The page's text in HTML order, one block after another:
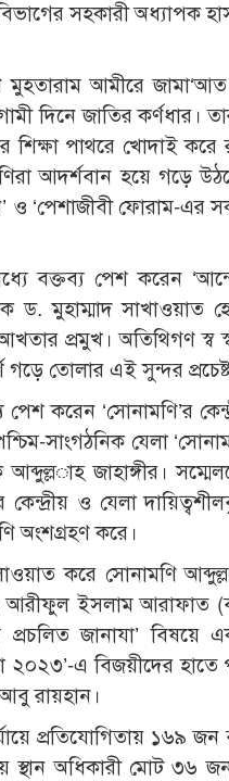
সহকারী অধ্যাপক
মুহতারাম আমীরে
দিনে জাতির কর্ণধার।
শিক্ষা পাথরে খোদাই করে
আদর্শবান হয়ে গড়ে
ও ‘পেশাজীবী ফোরাম-এর
বক্তব্য পেশ করেন
ড. মুহাম্মাদ
প্রমুখ। অতিথিগণ স্ব
তোলার এই সুন্দর
পেশ করেন ‘সোনামণি’র
সাংগঠনিক যেলা
আব্দুল্ল­াহ জাহাঙ্গীর।
ও যেলা
অংশগ্রহণ করে।
করে সোনামণি
ইসলাম আরাফাত
প্রচলিত জানাযা’
২০২৩’-এ বিজয়ীদের
রায়হান।
প্রতিযোগিতায়
অধিকারী মোট ৩৬